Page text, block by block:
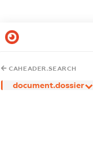
CAHEADER.SEARCH
document.dossier